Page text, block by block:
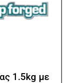
1.5kg με